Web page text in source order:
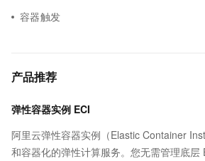
容器触发
产品推荐
弹性容器实例 ECI
阿里云弹性容器实例（Elastic Container
和容器化的弹性计算服务。您无需管理底层